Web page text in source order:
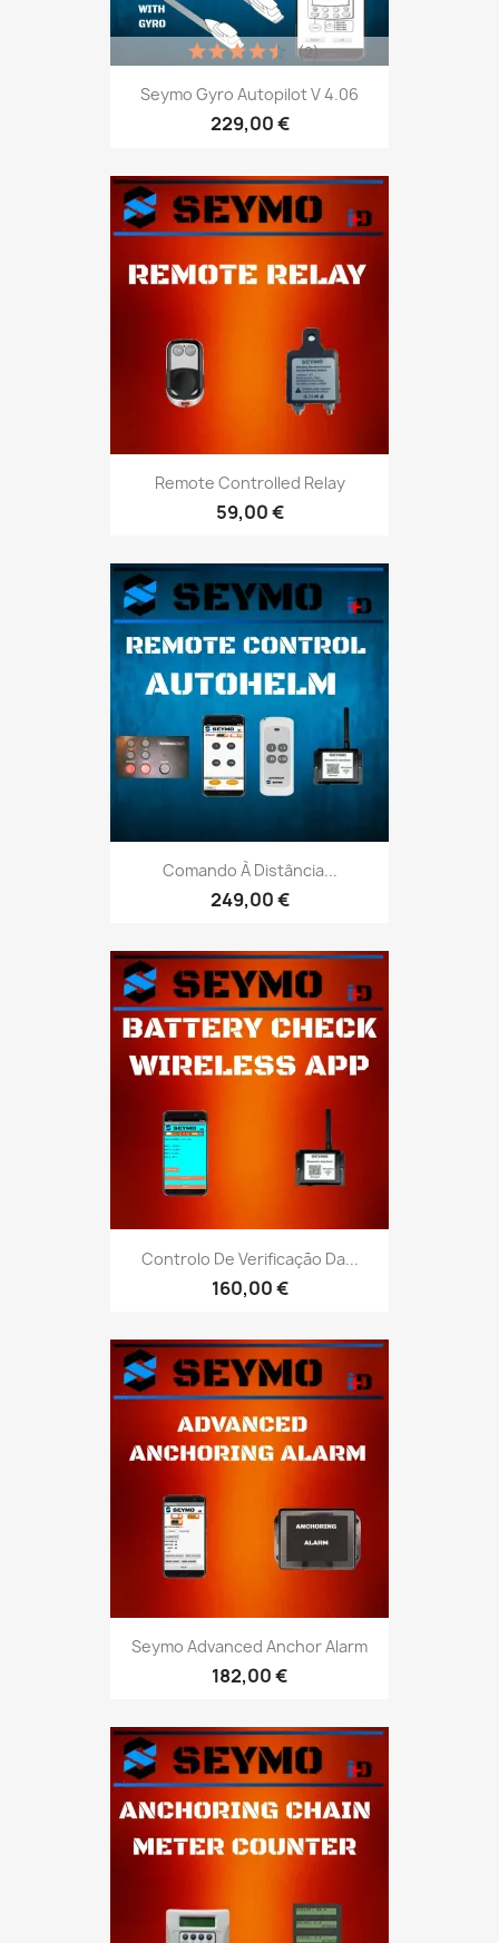
Seymo Gyro Autopilot V 4.06
229,00 €
(2)
Remote Controlled Relay
59,00 €
Comando À Distância...
249,00 €
Controlo De Verificação Da...
160,00 €
Seymo Advanced Anchor Alarm
182,00 €